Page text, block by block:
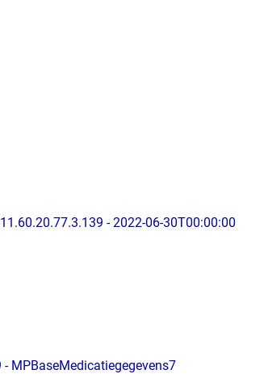
- 2022-06-30T00:00:00
MPBaseMedicatiegegevens7